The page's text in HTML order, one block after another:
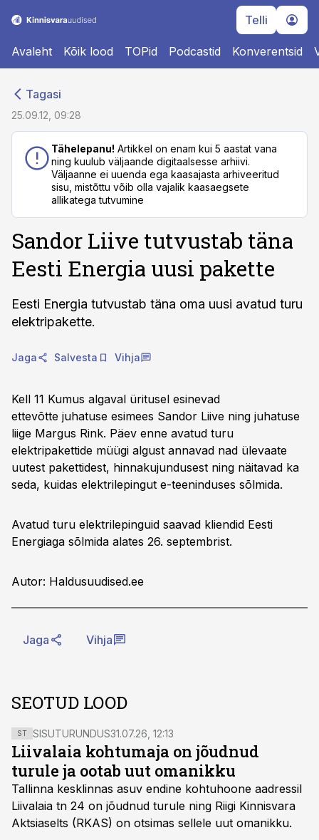
Telli
Avaleht Kõik lood TOPid Podcastid Konverentsid
Tagasi
25.09.12, 09:28
Tähelepanu! Artikkel on enam kui 5 aastat vana
ning kuulub väljaande digitaalsesse arhiivi.
Väljaanne ei uuenda ega kaasajasta arhiveeritud
sisu, mistõttu võib olla vajalik kaasaegsete
allikatega tutvumine
Sandor Liive tutvustab täna
Eesti Energia uusi pakette
Eesti Energia tutvustab täna oma uusi avatud turu
elektripakette.
Jaga Salvesta Vihja
Kell 11 Kumus algaval üritusel esinevad
ettevõtte juhatuse esimees Sandor Liive ning juhatuse
liige Margus Rink. Päev enne avatud turu
elektripakettide müügi algust annavad nad ülevaate
uutest pakettidest, hinnakujundusest ning näitavad ka
seda, kuidas elektrilepingut e-teeninduses sõlmida.
Avatud turu elektrilepinguid saavad kliendid Eesti
Energiaga sõlmida alates 26. septembrist.
Autor: Haldusuudised.ee
Jaga Vihja
SEOTUD LOOD
ST SISUTURUNDUS31.07.26, 12:13
Liivalaia kohtumaja on jõudnud
turule ja ootab uut omanikku
Tallinna kesklinnas asuv endine kohtuhoone aadressil
Liivalaia tn 24 on jõudnud turule ning Riigi Kinnisvara
Aktsiaselts (RKAS) on otsimas sellele uut omanikku.